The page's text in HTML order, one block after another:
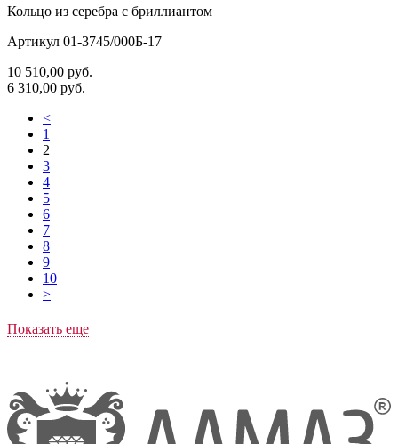
Кольцо из серебра с бриллиантом
Артикул 01-3745/000Б-17
10 510,00 руб.
6 310,00 руб.
<
1
2
3
4
5
6
7
8
9
10
>
Показать еще